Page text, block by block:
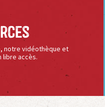
notre vidéothèque et
libre accès.